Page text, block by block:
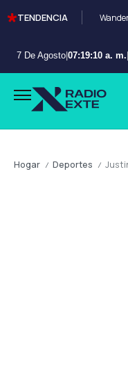
TENDENCIA
7 De Agosto |07:19:11 a. m.
Hogar / Deportes / Justin